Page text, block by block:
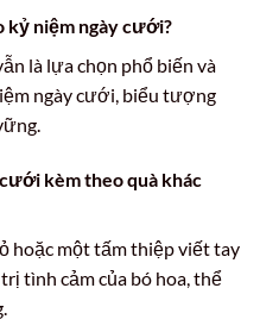
kỷ niệm ngày cưới?
là lựa chọn phổ biến và
ngày cưới, biểu tượng
kèm theo quà khác
hoặc một tấm thiệp viết tay
tình cảm của bó hoa, thể